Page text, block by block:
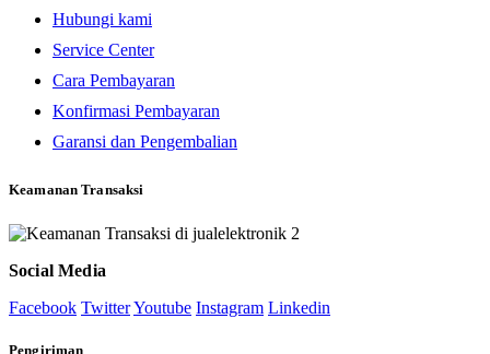
Hubungi kami
Service Center
Cara Pembayaran
Konfirmasi Pembayaran
Garansi dan Pengembalian
Keamanan Transaksi
Social Media
Facebook TwitterYoutube Instagram Linkedin
Pengiriman